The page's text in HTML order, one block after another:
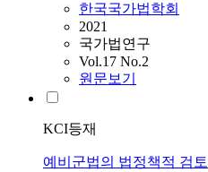
한국국가법학회
2021
국가법연구
Vol.17 No.2
원문보기
KCI등재
예비군법의 법정책적 검토